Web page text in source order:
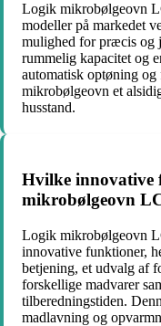
Logik mikrobølgeovn
modeller på markedet
mulighed for præcis og
rummelig kapacitet og
automatisk optøning og
mikrobølgeovn et
husstand.
Hvilke
mikrobølgeovn
Logik mikrobølgeovn
innovative funktioner,
betjening, et udvalg af
forskellige madvarer
tilberedningstiden.
madlavning og